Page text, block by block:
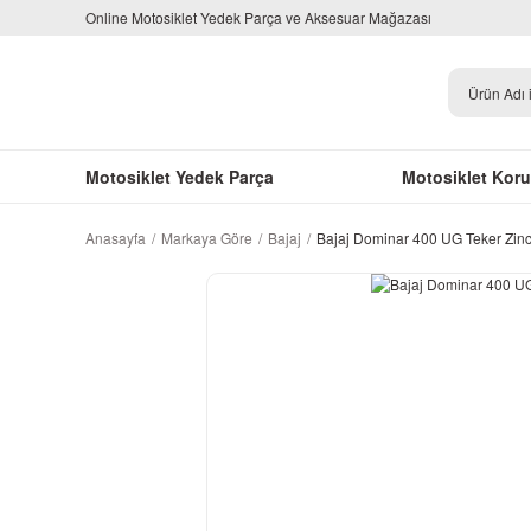
Online Motosiklet Yedek Parça ve Aksesuar Mağazası
Motosiklet Yedek Parça Motosiklet
Anasayfa Markaya Göre Bajaj Bajaj Dominar 400 UG Teker